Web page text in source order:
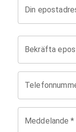
Din
Bekräfta
Meddelande *